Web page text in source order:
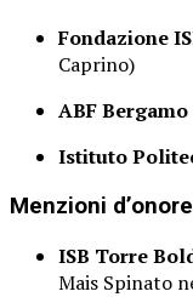
Fondazione
Caprino)
ABF Bergamo
Istituto
Menzioni
ISB Torre
Mais Spinato